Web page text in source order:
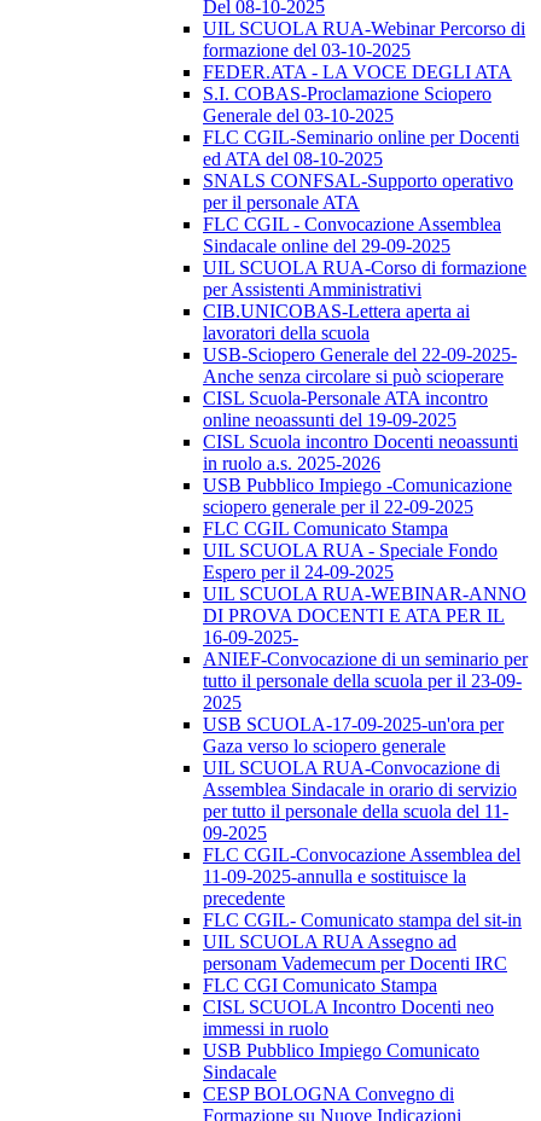
Del 08-10-2025
UIL SCUOLA RUA-Webinar Percorso di
formazione del 03-10-2025
FEDER.ATA - LA VOCE DEGLI ATA
S.I. COBAS-Proclamazione Sciopero
Generale del 03-10-2025
FLC CGIL-Seminario online per Docenti
ed ATA del 08-10-2025
SNALS CONFSAL-Supporto operativo
per il personale ATA
FLC CGIL - Convocazione Assemblea
Sindacale online del 29-09-2025
UIL SCUOLA RUA-Corso di formazione
per Assistenti Amministrativi
CIB.UNICOBAS-Lettera aperta ai
lavoratori della scuola
USB-Sciopero Generale del 22-09-2025-
Anche senza circolare si può scioperare
CISL Scuola-Personale ATA incontro
online neoassunti del 19-09-2025
CISL Scuola incontro Docenti neoassunti
in ruolo a.s. 2025-2026
USB Pubblico Impiego -Comunicazione
sciopero generale per il 22-09-2025
FLC CGIL Comunicato Stampa
UIL SCUOLA RUA - Speciale Fondo
Espero per il 24-09-2025
UIL SCUOLA RUA-WEBINAR-ANNO
DI PROVA DOCENTI E ATA PER IL
16-09-2025-
ANIEF-Convocazione di un seminario per
tutto il personale della scuola per il 23-09-
2025
USB SCUOLA-17-09-2025-un'ora per
Gaza verso lo sciopero generale
UIL SCUOLA RUA-Convocazione di
Assemblea Sindacale in orario di servizio
per tutto il personale della scuola del 11-
09-2025
FLC CGIL-Convocazione Assemblea del
11-09-2025-annulla e sostituisce la
precedente
FLC CGIL- Comunicato stampa del sit-in
UIL SCUOLA RUA Assegno ad
personam Vademecum per Docenti IRC
FLC CGI Comunicato Stampa
CISL SCUOLA Incontro Docenti neo
immessi in ruolo
USB Pubblico Impiego Comunicato
Sindacale
CESP BOLOGNA Convegno di
Formazione su Nuove Indicazioni